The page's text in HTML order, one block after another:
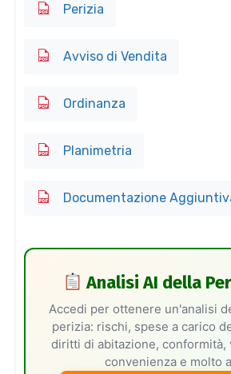
Perizia
Avviso di Vendita
Ordinanza
Planimetria
Documentazione
Analisi AI della
Accedi per ottenere un'analisi
perizia: rischi, spese a carico
diritti di abitazione, conformità,
convenienza e molto